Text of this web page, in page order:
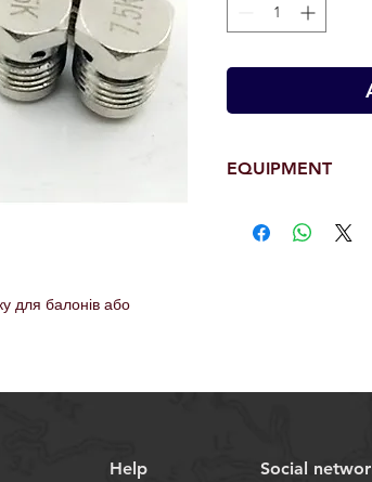
для балонів або
EQUIPMENT
Help ​Social